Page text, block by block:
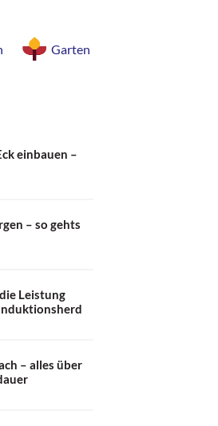
Garten
einbauen –
– so gehts
Leistung
– alles über